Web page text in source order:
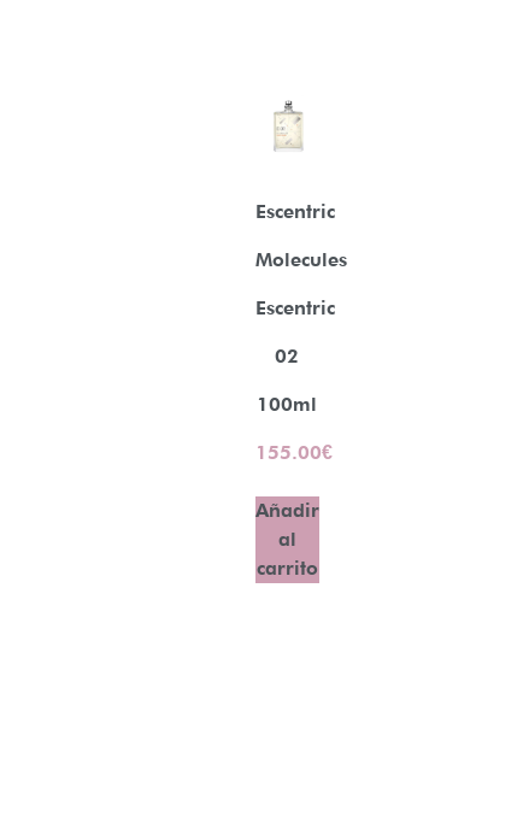
Escentric
Molecules
Escentric
02
100ml
155.00€
Añadir
al
carrito